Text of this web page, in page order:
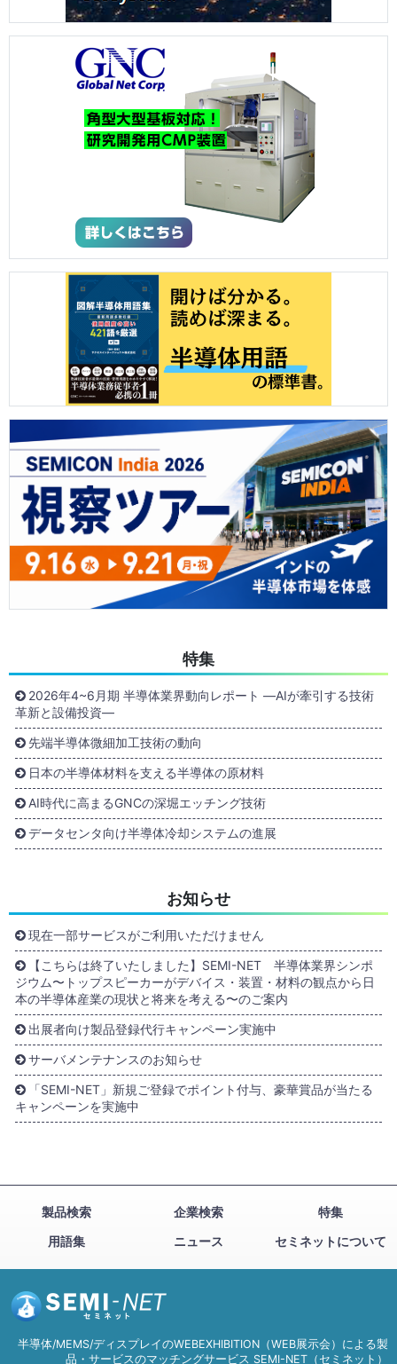
特集
2026年4~6月期 半導体業界動向レポート ―AIが牽引する技術
革新と設備投資―
先端半導体微細加工技術の動向
日本の半導体材料を支える半導体の原材料
AI時代に高まるGNCの深堀エッチング技術
データセンタ向け半導体冷却システムの進展
お知らせ
現在一部サービスがご利用いただけません
【こちらは終了いたしました】SEMI-NET 半導体業界シンポ
ジウム〜トップスピーカーがデバイス・装置・材料の観点から日
本の半導体産業の現状と将来を考える〜のご案内
出展者向け製品登録代行キャンペーン実施中
サーバメンテナンスのお知らせ
「SEMI-NET」新規ご登録でポイント付与、豪華賞品が当たる
キャンペーンを実施中
製品検索 企業検索
特集
用語集
ニュース セミネットについて
半導体/MEMS/ディスプレイのWEBEXHIBITION（WEB展示会）による製
品・サービスのマッチングサービス SEMI-NET（セミネット）